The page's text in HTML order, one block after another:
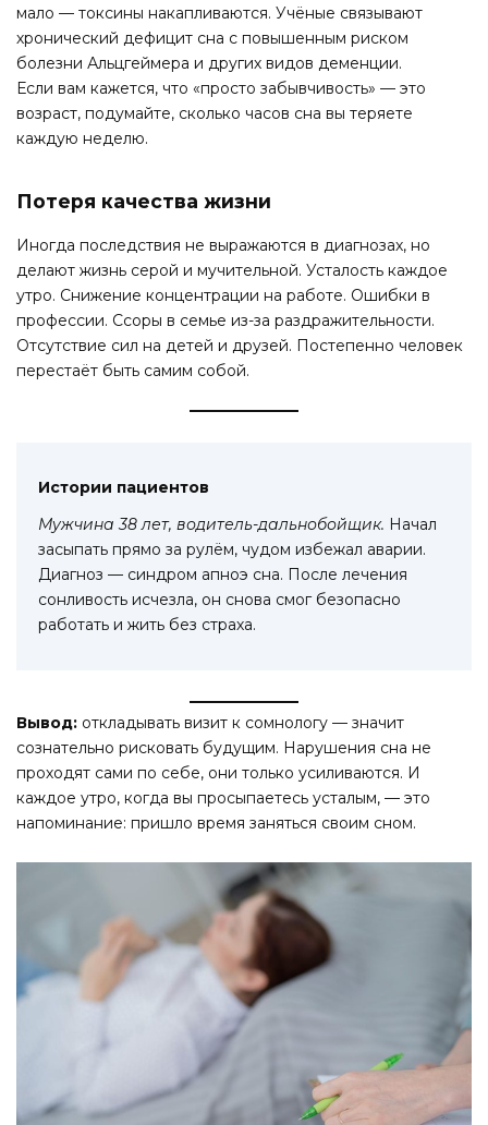
мало — токсины накапливаются. Учёные связывают
хронический дефицит сна с повышенным риском
болезни Альцгеймера и других видов деменции.
Если вам кажется, что «просто забывчивость» — это
возраст, подумайте, сколько часов сна вы теряете
каждую неделю.
Потеря качества жизни
Иногда последствия не выражаются в диагнозах, но
делают жизнь серой и мучительной. Усталость каждое
утро. Снижение концентрации на работе. Ошибки в
профессии. Ссоры в семье из-за раздражительности.
Отсутствие сил на детей и друзей. Постепенно человек
перестаёт быть самим собой.
Истории пациентов
Мужчина 38 лет, водитель-дальнобойщик. Начал
засыпать прямо за рулём, чудом избежал аварии.
Диагноз — синдром апноэ сна. После лечения
сонливость исчезла, он снова смог безопасно
работать и жить без страха.
Вывод: откладывать визит к сомнологу — значит
сознательно рисковать будущим. Нарушения сна не
проходят сами по себе, они только усиливаются. И
каждое утро, когда вы просыпаетесь усталым, — это
напоминание: пришло время заняться своим сном.